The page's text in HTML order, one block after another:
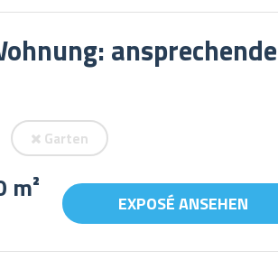
ansprechende
Garten
m² EXPOSÉ ANSEHEN